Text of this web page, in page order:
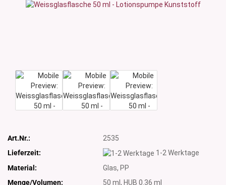
Art.Nr.:
2535
Lieferzeit:
1-2 Werktage
Material:
Glas, PP
Menge/Volumen:
50 ml, HUB 0.36 ml